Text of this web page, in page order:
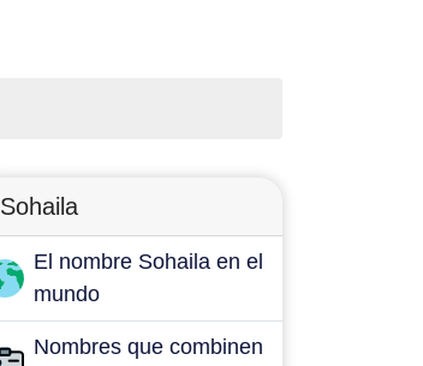
Sohaila
El nombre Sohaila en el
mundo
Nombres que combinen